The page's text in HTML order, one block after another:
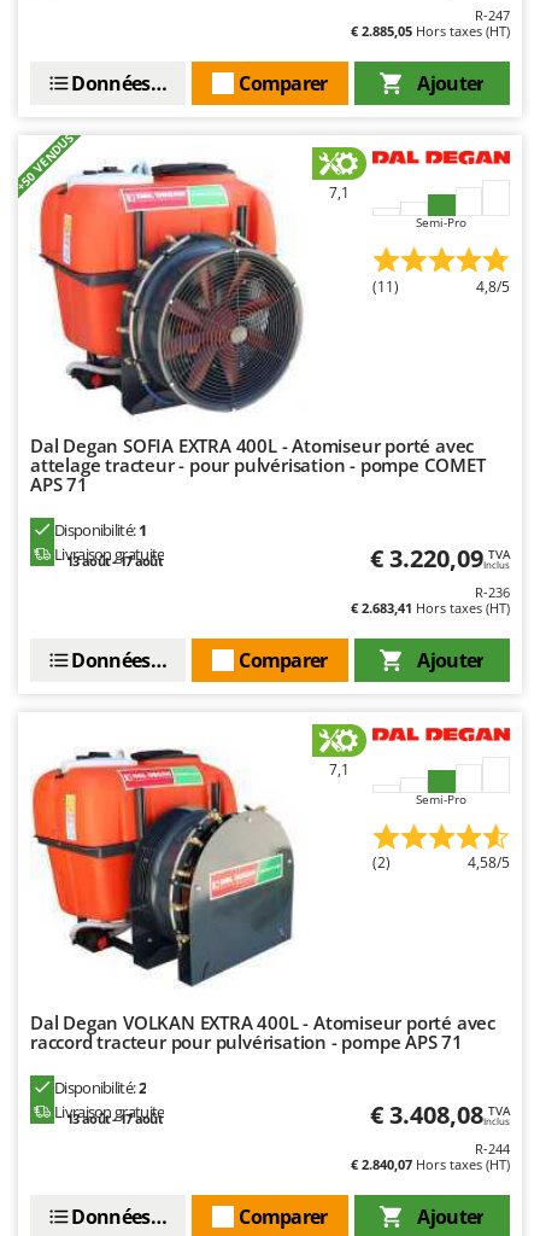
Snapper
Spice Electronics
Spiralmac
Spring Protezione
Spyro
Stanley
Stiga
Stocker
Sunseeker
T
Tecla
Tellarini Pompe
Tineco
Tre Spade
Trev - Abrek - TecnoVIR
Trotec
Troy-Bilt
Udor
V
Verdemax
Vesco
Volpi
Weber
R-247
€ 2.885,05 Hors taxes (HT)
Ajouter
Comparer
Données techniques
+50 VENDUS 7,1
Semi-Pro
(11) 4,8/5
Dal Degan SOFIA EXTRA 400L - Atomiseur porté avec
attelage tracteur - pour pulvérisation - pompe COMET
APS 71
Disponibilité:1
Livraison gratuite
13 août - 17 août € 3.220,09 TVA
Inclus
R-236
€ 2.683,41 Hors taxes (HT)
Ajouter
Comparer
Données techniques
7,1
Semi-Pro
(2) 4,58/5
Dal Degan VOLKAN EXTRA 400L - Atomiseur porté avec
raccord tracteur pour pulvérisation - pompe APS 71
Disponibilité:2
Livraison gratuite
13 août - 17 août € 3.408,08 TVA
Inclus
R-244
€ 2.840,07 Hors taxes (HT)
Ajouter
Comparer
Données techniques